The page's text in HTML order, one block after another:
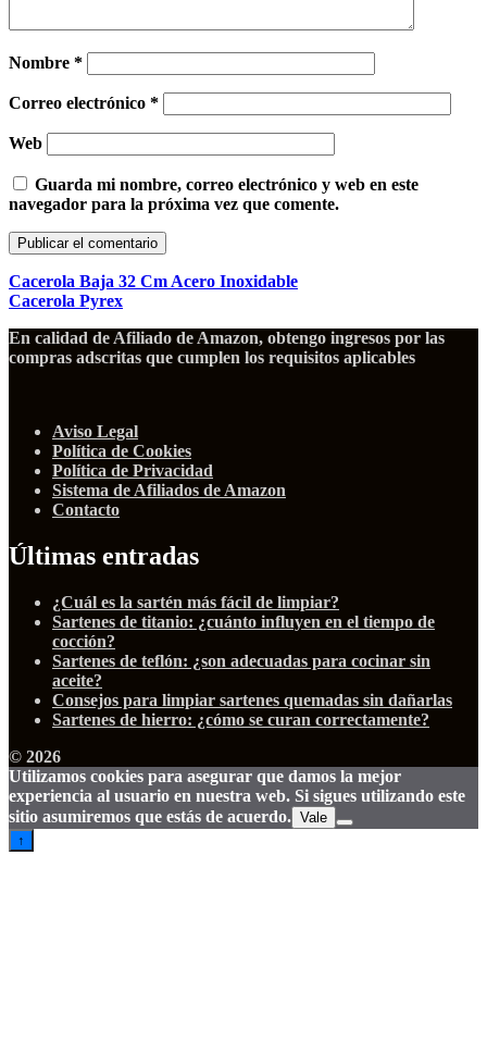
Nombre *
Correo electrónico *
Web
Guarda mi nombre, correo electrónico y web en este
navegador para la próxima vez que comente.
Cacerola Baja 32 Cm Acero Inoxidable
Cacerola Pyrex
En calidad de Afiliado de Amazon, obtengo ingresos por las
compras adscritas que cumplen los requisitos aplicables
Aviso Legal
Política de Cookies
Política de Privacidad
Sistema de Afiliados de Amazon
Contacto
Últimas entradas
¿Cuál es la sartén más fácil de limpiar?
Sartenes de titanio: ¿cuánto influyen en el tiempo de
cocción?
Sartenes de teflón: ¿son adecuadas para cocinar sin
aceite?
Consejos para limpiar sartenes quemadas sin dañarlas
Sartenes de hierro: ¿cómo se curan correctamente?
© 2026
Utilizamos cookies para asegurar que damos la mejor
experiencia al usuario en nuestra web. Si sigues utilizando este
sitio asumiremos que estás de acuerdo. Vale
↑